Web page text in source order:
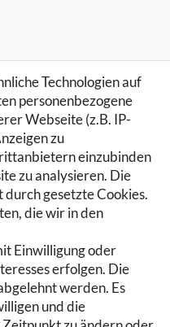
Technologien auf
personenbezogene
Webseite (z.B. IP-
zu
einzubinden
zu analysieren. Die
gesetzte Cookies.
die wir in den
Einwilligung oder
erfolgen. Die
werden. Es
und die